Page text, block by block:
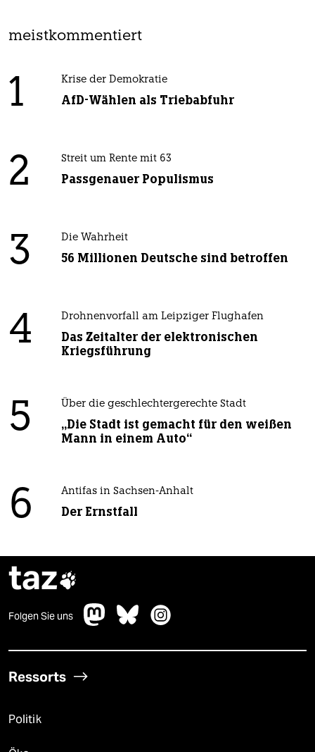
meistkommentiert
1 Krise der Demokratie
AfD-Wählen als Triebabfuhr
2 Streit um Rente mit 63
Passgenauer Populismus
3 Die Wahrheit
56 Millionen Deutsche sind betroffen
4 Drohnenvorfall am Leipziger Flughafen
Das Zeitalter der elektronischen
Kriegsführung
5 Über die geschlechtergerechte Stadt
„Die Stadt ist gemacht für den weißen
Mann in einem Auto“
6 Antifas in Sachsen-Anhalt
Der Ernstfall
taz
Folgen Sie uns
Ressorts
Politik